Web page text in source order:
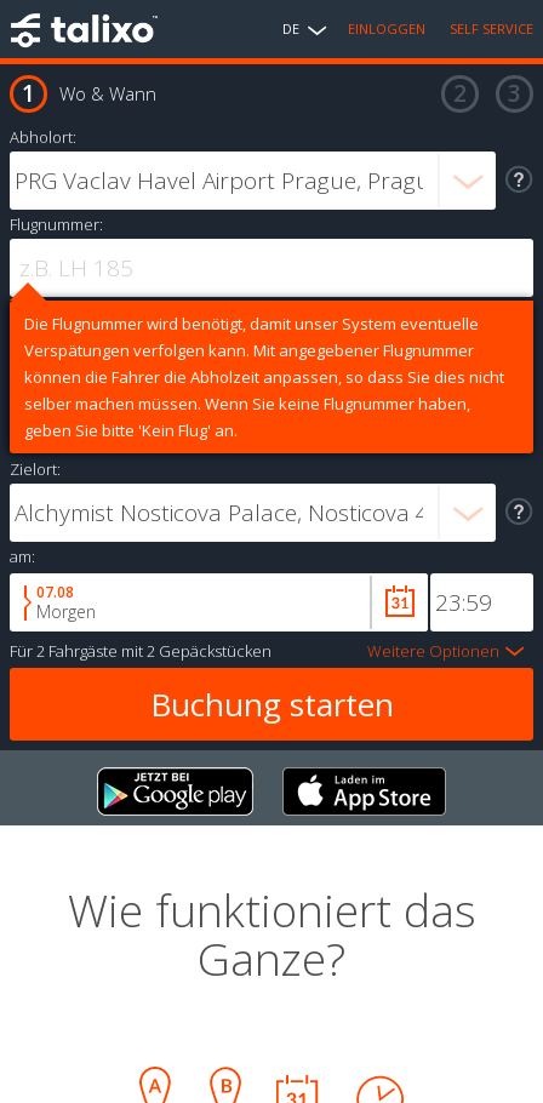
DE EINLOGGEN SELF SERVICE
Wo & Wann
Abholort:
Flugnummer:
Die Flugnummer wird benötigt, damit unser System eventuelle
Verspätungen verfolgen kann. Mit angegebener Flugnummer
können die Fahrer die Abholzeit anpassen, so dass Sie dies nicht
selber machen müssen. Wenn Sie keine Flugnummer haben,
geben Sie bitte 'Kein Flug' an.
Zielort:
am:
07.08
Morgen
Für2 Fahrgäste mit2 Gepäckstücken Weitere Optionen
Wie funktioniert das
Ganze?